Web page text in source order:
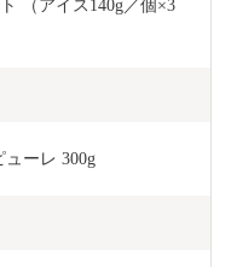
（アイス140g／個×3
ーレ 300g